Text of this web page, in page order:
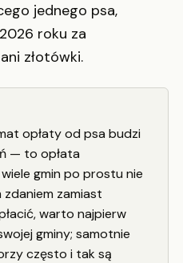
jednego psa,
roku za
złotówki.
opłaty od psa budzi
— to opłata
gmin po prostu nie
zamiast
warto najpierw
gminy; samotnie
często i tak są